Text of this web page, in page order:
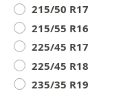
215/50 R17
215/55 R16
225/45 R17
225/45 R18
235/35 R19